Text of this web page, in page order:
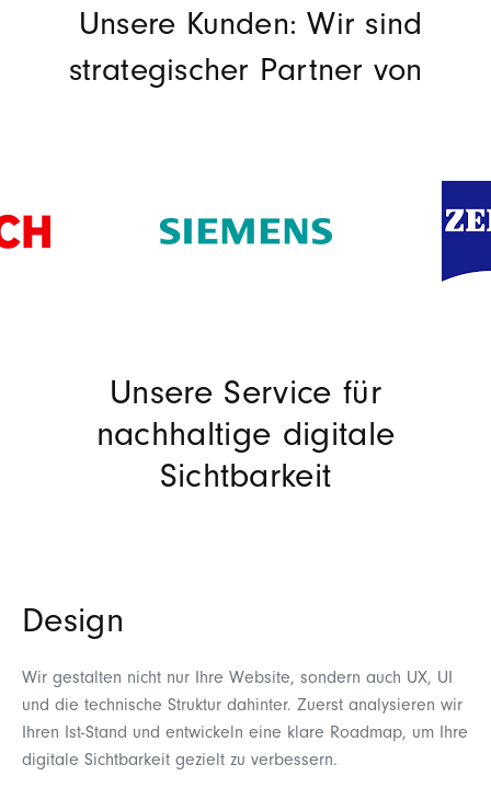
Unsere Kunden: Wir sind
strategischer Partner von
Unsere Service für
nachhaltige digitale
Sichtbarkeit
Design
Wir gestalten nicht nur Ihre Website, sondern auch UX, UI
und die technische Struktur dahinter. Zuerst analysieren wir
Ihren Ist-Stand und entwickeln eine klare Roadmap, um Ihre
digitale Sichtbarkeit gezielt zu verbessern.